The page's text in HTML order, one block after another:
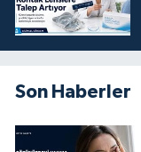
Son Haberler